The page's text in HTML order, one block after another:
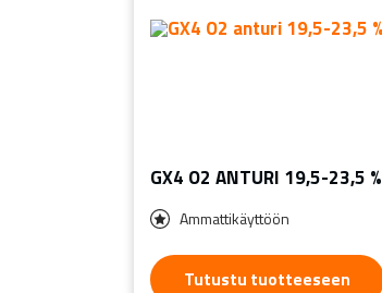
GX4 O2 ANTURI 19,5-23,5 %
Ammattikäyttöön
Tutustu tuotteeseen